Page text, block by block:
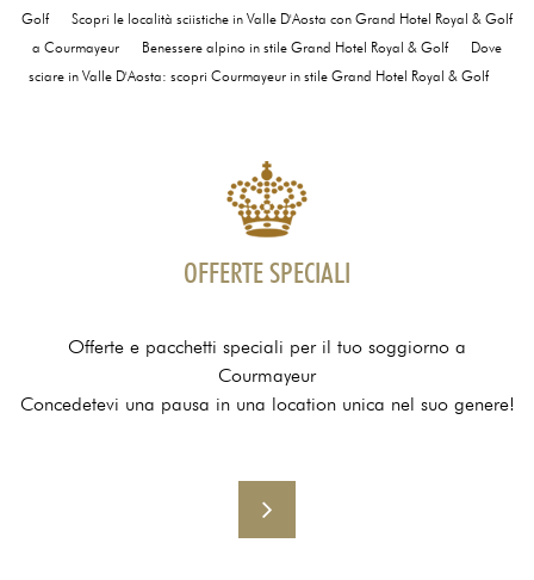
Golf
Scopri le località sciistiche in Valle D'Aosta con Grand Hotel Royal & Golf
a Courmayeur
Benessere alpino in stile Grand Hotel Royal & Golf
Dove
sciare in Valle D'Aosta: scopri Courmayeur in stile Grand Hotel Royal & Golf
OFFERTE SPECIALI
Offerte e pacchetti speciali per il tuo soggiorno a
Courmayeur
Concedetevi una pausa in una location unica nel suo genere!